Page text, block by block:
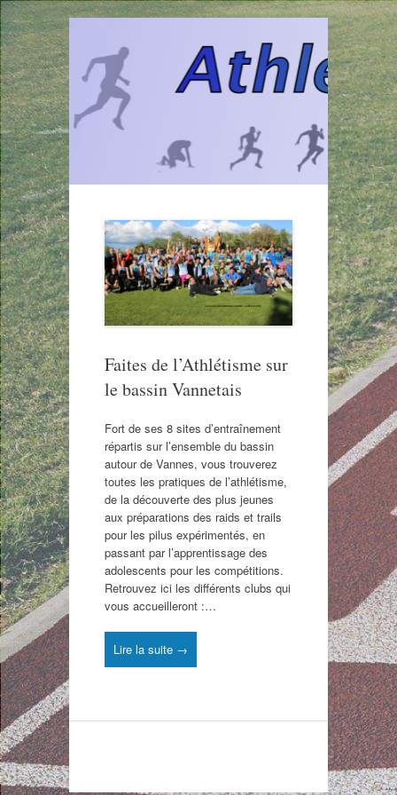
contenu
Faites de l’Athlétisme sur
le bassin Vannetais
Fort de ses 8 sites d’entraînement
répartis sur l’ensemble du bassin
autour de Vannes, vous trouverez
toutes les pratiques de l’athlétisme,
de la découverte des plus jeunes
aux préparations des raids et trails
pour les pilus expérimentés, en
passant par l’apprentissage des
adolescents pour les compétitions.
Retrouvez ici les différents clubs qui
vous accueilleront :…
Lire la suite →